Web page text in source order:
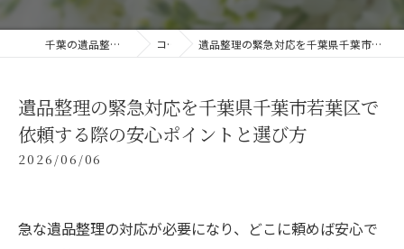
千葉の遺品整理なら株式会社こころ コラム 遺品整理の緊急対応を千葉県千葉市若葉区で依頼する際の安心ポイントと選び方
遺品整理の緊急対応を千葉県千葉市若葉区で
依頼する際の安心ポイントと選び方
2026/06/06
急な遺品整理の対応が必要になり、どこに頼めば安心で